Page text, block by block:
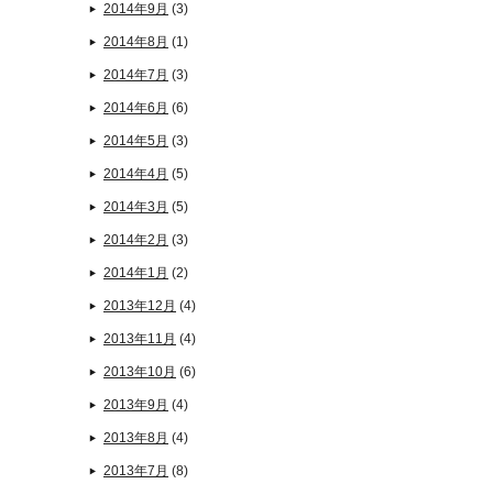
2014年9月 (3)
2014年8月 (1)
2014年7月 (3)
2014年6月 (6)
2014年5月 (3)
2014年4月 (5)
2014年3月 (5)
2014年2月 (3)
2014年1月 (2)
2013年12月 (4)
2013年11月 (4)
2013年10月 (6)
2013年9月 (4)
2013年8月 (4)
2013年7月 (8)